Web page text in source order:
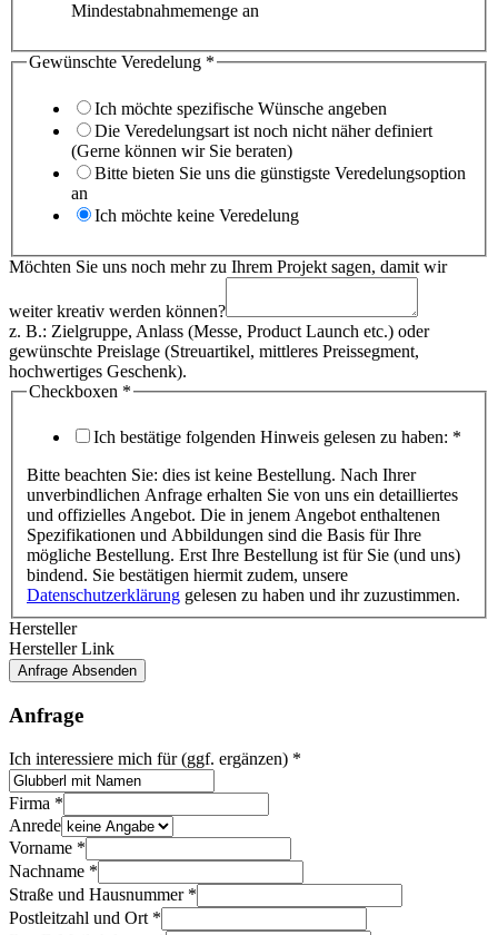
Mindestabnahmemenge an
Gewünschte Veredelung *
Ich möchte spezifische Wünsche angeben
Die Veredelungsart ist noch nicht näher definiert
(Gerne können wir Sie beraten)
Bitte bieten Sie uns die günstigste Veredelungsoption
an
Ich möchte keine Veredelung
Möchten Sie uns noch mehr zu Ihrem Projekt sagen, damit wir
weiter kreativ werden können?
z. B.: Zielgruppe, Anlass (Messe, Product Launch etc.) oder
gewünschte Preislage (Streuartikel, mittleres Preissegment,
hochwertiges Geschenk).
Checkboxen *
Ich bestätige folgenden Hinweis gelesen zu haben: *
Bitte beachten Sie: dies ist keine Bestellung. Nach Ihrer
unverbindlichen Anfrage erhalten Sie von uns ein detailliertes
und offizielles Angebot. Die in jenem Angebot enthaltenen
Spezifikationen und Abbildungen sind die Basis für Ihre
mögliche Bestellung. Erst Ihre Bestellung ist für Sie (und uns)
bindend. Sie bestätigen hiermit zudem, unsere
Datenschutzerklärung gelesen zu haben und ihr zuzustimmen.
Hersteller
Hersteller Link
Anfrage Absenden
Anfrage
Ich interessiere mich für (ggf. ergänzen) *
Firma *
Anrede
Vorname *
Nachname *
Straße und Hausnummer *
Postleitzahl und Ort *